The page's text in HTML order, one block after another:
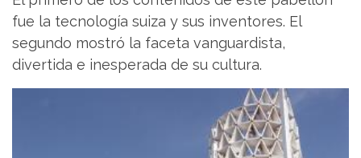
fue la tecnología suiza y sus inventores. El
segundo mostró la faceta vanguardista,
divertida e inesperada de su cultura.